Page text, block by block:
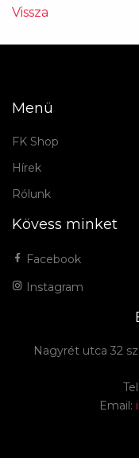
Vissza
Menü
FK Shop
Hírek
Rólunk
Kövess minket
Facebook
Instagram
Nagyrét utca 32
Email: